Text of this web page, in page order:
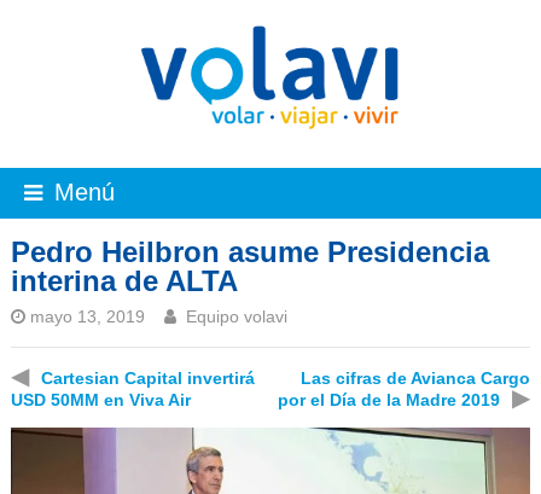
Menú
Pedro Heilbron asume Presidencia
interina de ALTA
mayo 13, 2019 Equipo volavi
◀
Cartesian Capital invertirá
USD 50MM en Viva Air
Las cifras de Avianca Cargo
por el Día de la Madre 2019
▶